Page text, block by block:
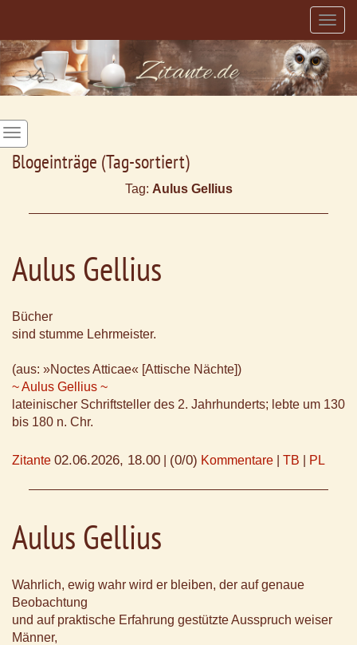
Blogeinträge (Tag-sortiert)
Tag: Aulus Gellius
Aulus Gellius
Bücher
sind stumme Lehrmeister.
(aus: »Noctes Atticae« [Attische Nächte])
~ Aulus Gellius ~
lateinischer Schriftsteller des 2. Jahrhunderts; lebte um 130
bis 180 n. Chr.
Zitante 02.06.2026, 18.00 (0/0) Kommentare TB PL
Aulus Gellius
Wahrlich, ewig wahr wird er bleiben, der auf genaue
Beobachtung
und auf praktische Erfahrung gestützte Ausspruch weiser
Männer,